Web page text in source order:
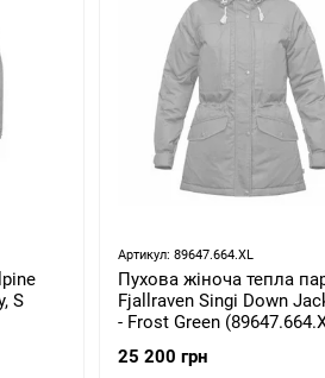
S
Артикул: 89647.664.XL
Пухова жіноча тепла
Fjallraven Singi Down
- Frost Green
25 200 грн